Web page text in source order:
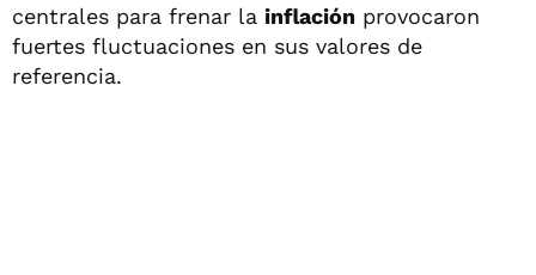
centrales para frenar la inflación provocaron
fuertes fluctuaciones en sus valores de
referencia.